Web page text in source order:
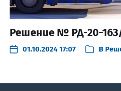
Решение № РД-20-163/
01.10.2024 17:07 В